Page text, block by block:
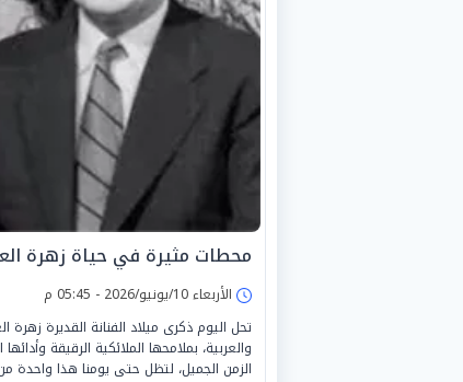
محطات مثيرة في حياة زهرة
الأربعاء 10/يونيو/2026 - 05:45 م
تحل اليوم ذكرى ميلاد الفنانة القديرة
والعربية، بملامحها الملائكية الرقيقة
الزمن الجميل، لتظل حتى يومنا هذا واحدة